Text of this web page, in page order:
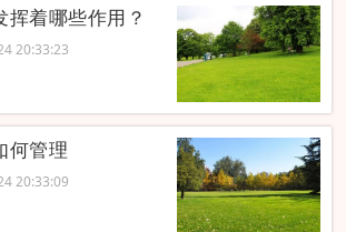
挥着哪些作用？
20:33:23
何管理
20:33:09